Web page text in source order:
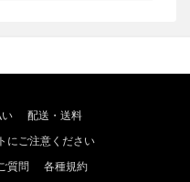
配送・送料
にご注意ください
質問 各種規約